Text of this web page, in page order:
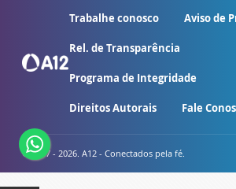
Trabalhe conosco Aviso de
Rel. de Transparência
Programa de Integridade
Direitos Autorais Fale
© 2007 - 2026. A12 - Conectados pela fé.